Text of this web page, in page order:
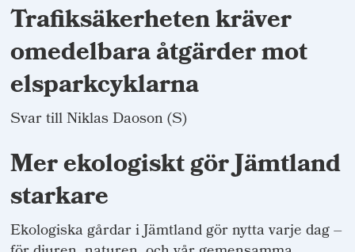
Trafiksäkerheten kräver
omedelbara åtgärder mot
elsparkcyklarna
Svar till Niklas Daoson (S)
Mer ekologiskt gör Jämtland
starkare
Ekologiska gårdar i Jämtland gör nytta varje dag –